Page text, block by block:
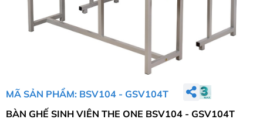
MÃ SẢN PHẨM: BSV104 - GSV104T
BÀN GHẾ SINH VIÊN THE ONE BSV104 - GSV104T